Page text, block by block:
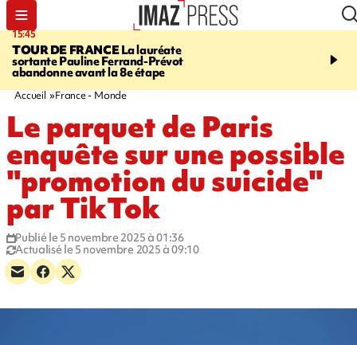
15:45
TOUR DE FRANCELa lauréate
sortante Pauline Ferrand-Prévot
abandonne avant la 8e étape
20:17
routière, concours de
Accueil France - Monde
Le parquet de Paris
enquête sur une possible
"promotion du suicide"
par TikTok
Publié le 5 novembre 2025 à 01:36
Actualisé le 5 novembre 2025 à 09:10